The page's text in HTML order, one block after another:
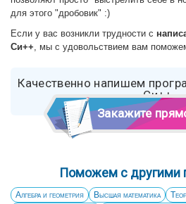
для этого "дробовик" :)
Если у вас возникли трудности с
Си++ , мы с удовольствием вам
Качественно напишем
Си++
Закажите
Поможем с другими
Алгебра и геометрия Высшая математика